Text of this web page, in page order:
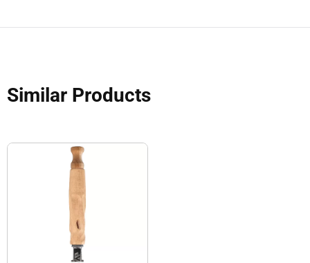
Similar Products